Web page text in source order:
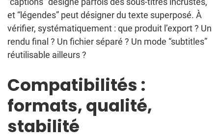
et “légendes” peut désigner du texte superposé. À
vérifier, systématiquement : que produit l’export ? Un
rendu final ? Un fichier séparé ? Un mode “subtitles”
réutilisable ailleurs ?
Compatibilités :
formats, qualité,
stabilité